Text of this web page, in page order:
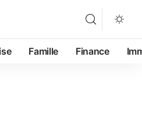
Famille Finance